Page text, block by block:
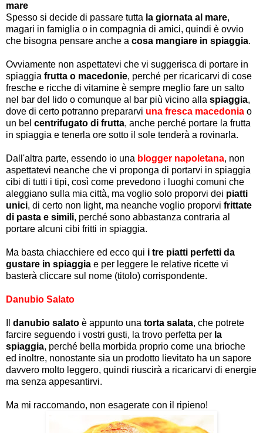
mare
Spesso si decide di passare tutta la giornata al mare,
magari in famiglia o in compagnia di amici, quindi è ovvio
che bisogna pensare anche a cosa mangiare in spiaggia.
Ovviamente non aspettatevi che vi suggerisca di portare in
spiaggia frutta o macedonie, perché per ricaricarvi di cose
fresche e ricche di vitamine è sempre meglio fare un salto
nel bar del lido o comunque al bar più vicino alla spiaggia,
dove di certo potranno prepararvi una fresca macedonia o
un bel centrifugato di frutta, anche perché portare la frutta
in spiaggia e tenerla ore sotto il sole tenderà a rovinarla.
Dall'altra parte, essendo io una blogger napoletana, non
aspettatevi neanche che vi proponga di portarvi in spiaggia
cibi di tutti i tipi, così come prevedono i luoghi comuni che
aleggiano sulla mia città, ma voglio solo proporvi dei piatti
unici, di certo non light, ma neanche voglio proporvi frittate
di pasta e simili, perché sono abbastanza contraria al
portare alcuni cibi fritti in spiaggia.
Ma basta chiacchiere ed ecco qui i tre piatti perfetti da
gustare in spiaggia e per leggere le relative ricette vi
basterà cliccare sul nome (titolo) corrispondente.
Danubio Salato
danubio salato è appunto una torta salata, che potrete
farcire seguendo i vostri gusti, la trovo perfetta per la
spiaggia, perché bella morbida proprio come una brioche
ed inoltre, nonostante sia un prodotto lievitato ha un sapore
davvero molto leggero, quindi riuscirà a ricaricarvi di energie
ma senza appesantirvi.
Ma mi raccomando, non esagerate con il ripieno!